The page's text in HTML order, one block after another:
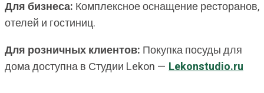
Для бизнеса: Комплексное оснащение ресторанов,
отелей и гостиниц.
Для розничных клиентов: Покупка посуды для
дома доступна в Студии Lekon — Lekonstudio.ru